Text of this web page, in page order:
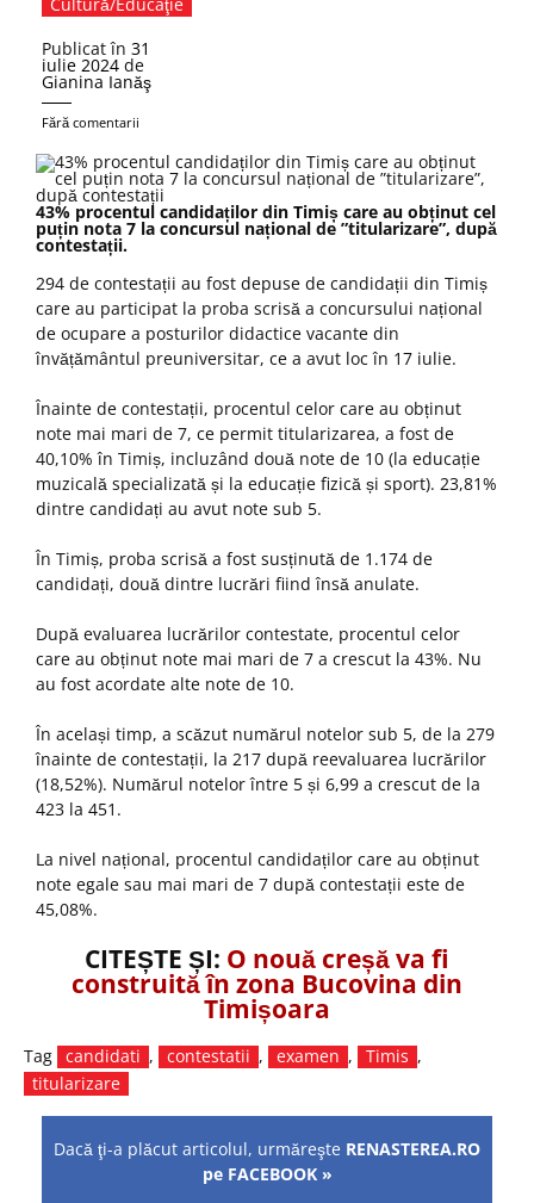
Publicat în 31
iulie 2024 de
Gianina Ianăş
Fără comentarii
43% procentul candidaților din Timiș care au obținut cel
puțin nota 7 la concursul național de ”titularizare”, după
contestații.
294 de contestații au fost depuse de candidații din Timiș
care au participat la proba scrisă a concursului național
de ocupare a posturilor didactice vacante din
învățământul preuniversitar, ce a avut loc în 17 iulie.
Înainte de contestații, procentul celor care au obținut
note mai mari de 7, ce permit titularizarea, a fost de
40,10% în Timiș, incluzând două note de 10 (la educație
muzicală specializată și la educație fizică și sport). 23,81%
dintre candidați au avut note sub 5.
În Timiș, proba scrisă a fost susținută de 1.174 de
candidați, două dintre lucrări fiind însă anulate.
După evaluarea lucrărilor contestate, procentul celor
care au obținut note mai mari de 7 a crescut la 43%. Nu
au fost acordate alte note de 10.
În același timp, a scăzut numărul notelor sub 5, de la 279
înainte de contestații, la 217 după reevaluarea lucrărilor
(18,52%). Numărul notelor între 5 și 6,99 a crescut de la
423 la 451.
La nivel național, procentul candidaților care au obținut
note egale sau mai mari de 7 după contestații este de
45,08%.
CITEȘTE ȘI: O nouă creșă va fi
construită în zona Bucovina din
Timișoara
Tag candidati , contestatii , examen , Timis ,
titularizare
Dacă ţi-a plăcut articolul, urmăreşte RENASTEREA.RO
pe FACEBOOK »